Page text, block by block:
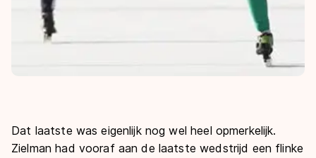
Dat laatste was eigenlijk nog wel heel opmerkelijk.
Zielman had vooraf aan de laatste wedstrijd een flinke